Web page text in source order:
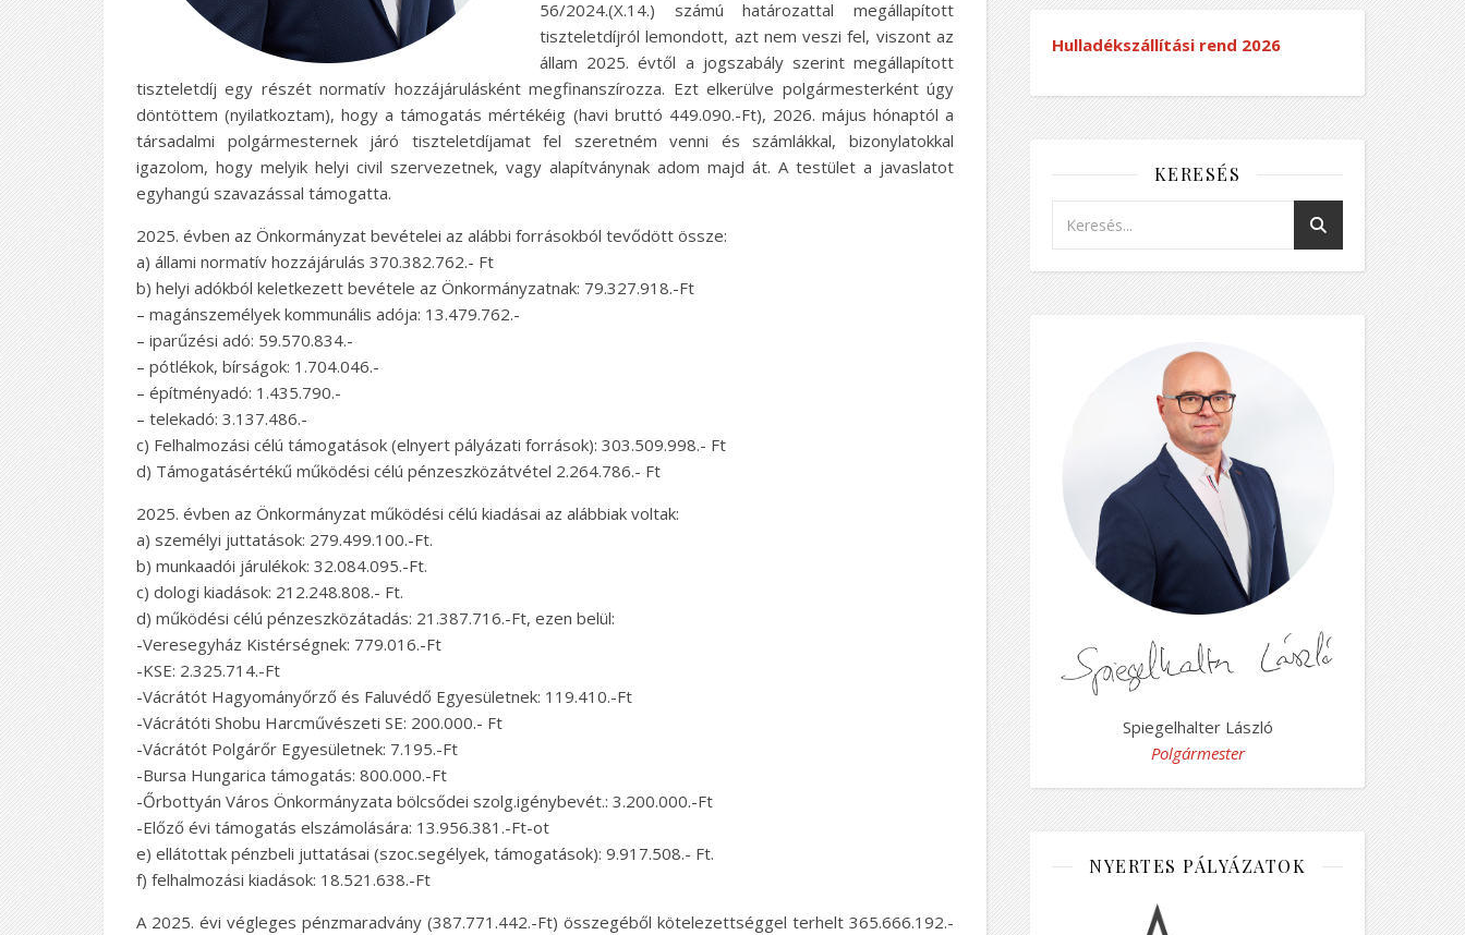
56/2024.(X.14.) számú határozattal megállapított
tiszteletdíjról lemondott, azt nem veszi fel, viszont az
állam 2025. évtől a jogszabály szerint megállapított
tiszteletdíj egy részét normatív hozzájárulásként megfinanszírozza. Ezt elkerülve polgármesterként úgy
döntöttem (nyilatkoztam), hogy a támogatás mértékéig (havi bruttó 449.090.-Ft), 2026. május hónaptól a
társadalmi polgármesternek járó tiszteletdíjamat fel szeretném venni és számlákkal, bizonylatokkal
igazolom, hogy melyik helyi civil szervezetnek, vagy alapítványnak adom majd át. A testület a javaslatot
egyhangú szavazással támogatta.
2025. évben az Önkormányzat bevételei az alábbi forrásokból tevődött össze:
a) állami normatív hozzájárulás 370.382.762.- Ft
b) helyi adókból keletkezett bevétele az Önkormányzatnak: 79.327.918.-Ft
– magánszemélyek kommunális adója: 13.479.762.-
– iparűzési adó: 59.570.834.-
– pótlékok, bírságok: 1.704.046.-
– építményadó: 1.435.790.-
– telekadó: 3.137.486.-
c) Felhalmozási célú támogatások (elnyert pályázati források): 303.509.998.- Ft
d) Támogatásértékű működési célú pénzeszközátvétel 2.264.786.- Ft
2025. évben az Önkormányzat működési célú kiadásai az alábbiak voltak:
a) személyi juttatások: 279.499.100.-Ft.
b) munkaadói járulékok: 32.084.095.-Ft.
c) dologi kiadások: 212.248.808.- Ft.
d) működési célú pénzeszközátadás: 21.387.716.-Ft, ezen belül:
-Veresegyház Kistérségnek: 779.016.-Ft
-KSE: 2.325.714.-Ft
-Vácrátót Hagyományőrző és Faluvédő Egyesületnek: 119.410.-Ft
-Vácrátóti Shobu Harcművészeti SE: 200.000.- Ft
-Vácrátót Polgárőr Egyesületnek: 7.195.-Ft
-Bursa Hungarica támogatás: 800.000.-Ft
-Őrbottyán Város Önkormányzata bölcsődei szolg.igénybevét.: 3.200.000.-Ft
-Előző évi támogatás elszámolására: 13.956.381.-Ft-ot
e) ellátottak pénzbeli juttatásai (szoc.segélyek, támogatások): 9.917.508.- Ft.
f) felhalmozási kiadások: 18.521.638.-Ft
A 2025. évi végleges pénzmaradvány (387.771.442.-Ft) összegéből kötelezettséggel terhelt 365.666.192.-
Hulladékszállítási rend 2026
KERESÉS
Spiegelhalter László
Polgármester
NYERTES PÁLYÁZATOK